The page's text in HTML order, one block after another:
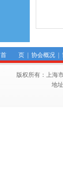
首 页| 协会概况|
版权所有：上海
地